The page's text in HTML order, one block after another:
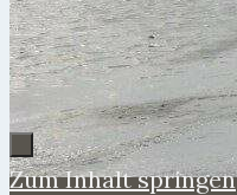
Zum Inhalt springen